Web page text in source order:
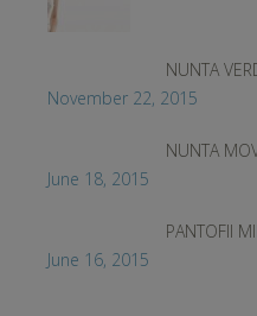
NUNTA
November 22, 2015
NUNTA
June 18, 2015
PANTOFII
June 16, 2015